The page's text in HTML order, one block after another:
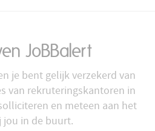
JoBBalert
je bent gelijk verzekerd van
van rekruteringskantoren in
en meteen aan het
jou in de buurt.